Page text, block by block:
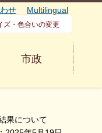
せ Multilingual
ズ・色合いの変更
市政
果について